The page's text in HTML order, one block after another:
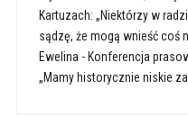
Kartuzach: „Niektórzy w
sądzę, że mogą wnieść coś
Ewelina - Konferencja
„Mamy historycznie niskie